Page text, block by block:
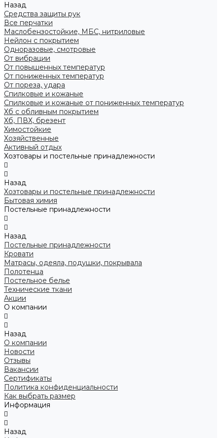
Назад
Средства защиты рук
Все перчатки
Маслобензостойкие, МБС, нитриловые
Нейлон с покрытием
Одноразовые, смотровые
От вибрации
От повышенных температур
От пониженных температур
От пореза, удара
Спилковые и кожаные
Спилковые и кожаные от пониженных температур
Хб с обливным покрытием
Хб, ПВХ, брезент
Химостойкие
Хозяйственные
Активный отдых
Хозтовары и постельные принадлежности
Назад
Хозтовары и постельные принадлежности
Бытовая химия
Постельные принадлежности
Назад
Постельные принадлежности
Кровати
Матрасы, одеяла, подушки, покрывала
Полотенца
Постельное белье
Технические ткани
Акции
О компании
Назад
О компании
Новости
Отзывы
Вакансии
Сертификаты
Политика конфиденциальности
Как выбрать размер
Информация
Назад